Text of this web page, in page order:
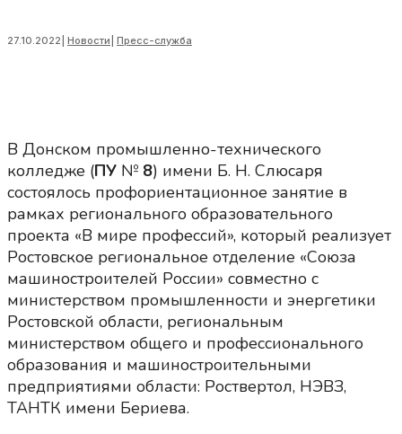
27.10.2022 Новости Пресс-служба
В Донском промышленно-технического
колледже (ПУ № 8) имени Б. Н. Слюсаря
состоялось профориентационное занятие в
рамках регионального образовательного
проекта «В мире профессий», который реализует
Ростовское региональное отделение «Союза
машиностроителей России» совместно с
министерством промышленности и энергетики
Ростовской области, региональным
министерством общего и профессионального
образования и машиностроительными
предприятиями области: Роствертол, НЭВЗ,
ТАНТК имени Бериева.